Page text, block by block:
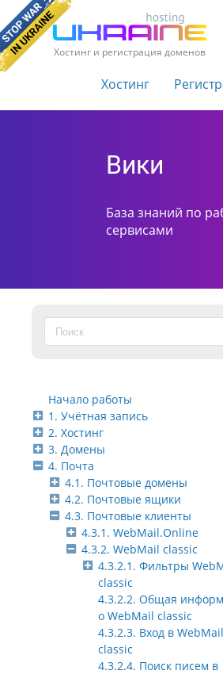
Хостинг и регистрация доменов
Хостинг
Вики
База знаний по
сервисами
Начало работы
1. Учётная запись
2. Хостинг
3. Домены
4. Почта
4.1. Почтовые домены
4.2. Почтовые ящики
4.3. Почтовые клиенты
4.3.1. WebMail.Online
4.3.2. WebMail classic
4.3.2.1. Фильтры
classic
4.3.2.2. Общая
о WebMail classic
4.3.2.3. Вход в WebMail
classic
4.3.2.4. Поиск писем в